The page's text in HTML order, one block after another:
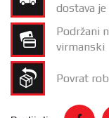
dostava
Podržani
virmanski
Povrat